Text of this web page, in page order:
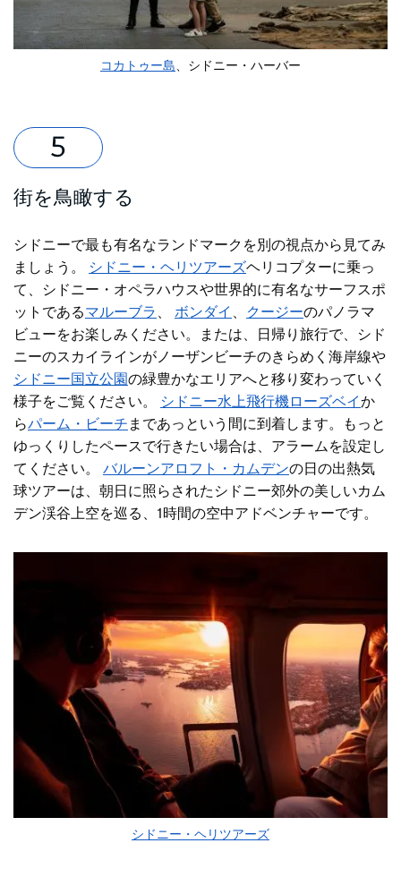
コカトゥー島、シドニー・ハーバー
街を鳥瞰する
シドニーで最も有名なランドマークを別の視点から見てみ
ましょう。
シドニー・ヘリツアーズヘリコプターに乗っ
て、シドニー・オペラハウスや世界的に有名なサーフスポ
ットであるマルーブラ 、 ボンダイ 、 クージーのパノラマ
ビューをお楽しみください。または、
日帰り旅行で、
シド
ニーのスカイラインがノーザンビーチのきらめく海岸線や
シドニー国立公園の緑豊かなエリアへと移り変わっていく
様子をご覧ください。
シドニー水上飛行機ローズベイか
らパーム・ビーチ まであっという間に到着します。もっと
ゆっくりしたペースで行きたい場合は、アラームを設定し
てください。
バルーンアロフト・カムデンの日の出熱気
球ツアーは、朝日に照らされたシドニー郊外の美しいカム
デン渓谷上空を巡る、1時間の空中アドベンチャーです。
シドニー・ヘリツアーズ